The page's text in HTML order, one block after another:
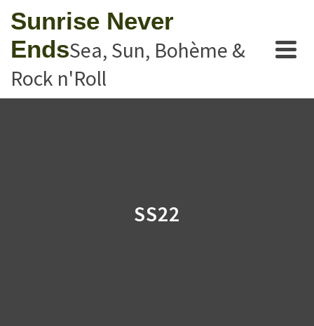
Sunrise Never
EndsSea, Sun, Bohème &
Rock n'Roll
SS22